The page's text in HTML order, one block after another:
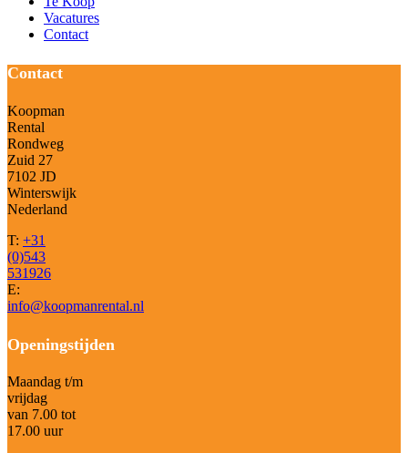
Vacatures
Contact
Contact
Koopman
Rental
Rondweg
Zuid 27
7102 JD
Winterswijk
Nederland
T: +31
(0)543
531926
E:
info@koopmanrental.nl
Openingstijden
Maandag t/m
vrijdag
van 7.00 tot
17.00 uur